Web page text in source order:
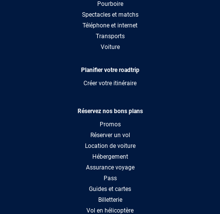
Pourboire
Spectacles et matchs
Téléphone et internet
Transports
Voiture
Planifier votre roadtrip
Créer votre itinéraire
Réservez nos bons plans
Promos
Réserver un vol
Location de voiture
Hébergement
Assurance voyage
Pass
Guides et cartes
Billetterie
Vol en hélicoptère